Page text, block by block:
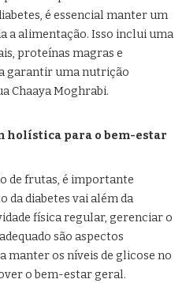
é essencial manter um
a alimentação. Isso inclui uma
proteínas magras e
garantir uma nutrição
Chaaya Moghrabi.
holística para o bem-estar
de frutas, é importante
da diabetes vai além da
física regular, gerenciar o
são aspectos
os níveis de glicose no
o bem-estar geral.